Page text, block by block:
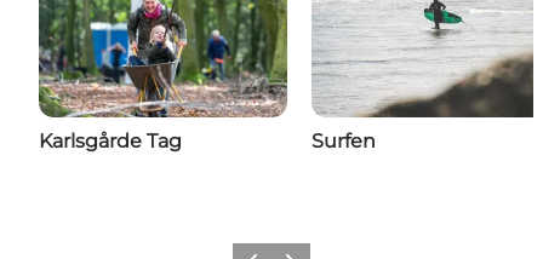
Karlsgårde Tag Surfen